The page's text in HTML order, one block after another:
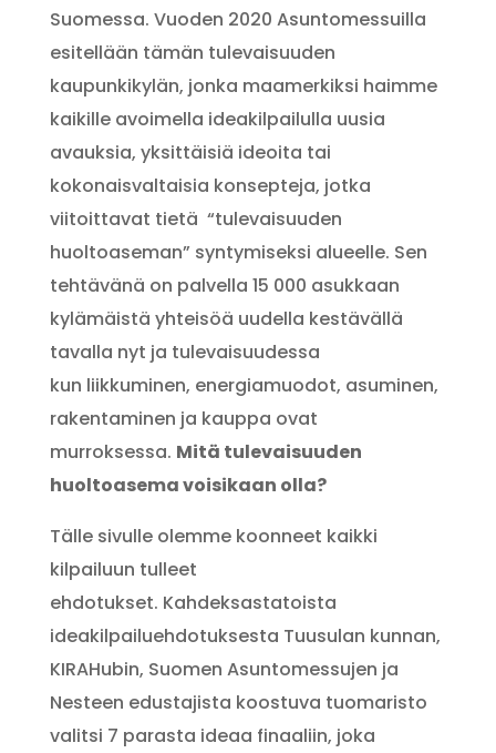
Suomessa. Vuoden 2020 Asuntomessuilla
esitellään tämän tulevaisuuden
kaupunkikylän, jonka maamerkiksi haimme
kaikille avoimella ideakilpailulla uusia
avauksia, yksittäisiä ideoita tai
kokonaisvaltaisia konsepteja, jotka
viitoittavat tietä “tulevaisuuden
huoltoaseman” syntymiseksi alueelle. Sen
tehtävänä on palvella 15 000 asukkaan
kylämäistä yhteisöä uudella kestävällä
tavalla nyt ja tulevaisuudessa
kun liikkuminen, energiamuodot, asuminen,
rakentaminen ja kauppa ovat
murroksessa. Mitä tulevaisuuden
huoltoasema voisikaan olla?
Tälle sivulle olemme koonneet kaikki
kilpailuun tulleet
ehdotukset. Kahdeksastatoista
ideakilpailuehdotuksesta Tuusulan kunnan,
KIRAHubin, Suomen Asuntomessujen ja
Nesteen edustajista koostuva tuomaristo
valitsi 7 parasta ideaa finaaliin, joka